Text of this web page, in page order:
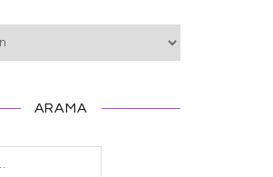
ARAMA